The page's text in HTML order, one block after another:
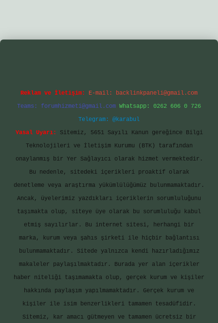
betexper yeni giriş
Reklam ve İletişim: E-mail: backlinkpaneli@gmail.com
Teams: forumhizmeti@gmail.com Whatsapp: 0262 606 0 726
Telegram: @karabul
Yasal Uyarı:
Sitemiz, 5651 Sayılı Kanun gereğince Bilgi
Teknolojileri ve İletişim Kurumu (BTK) tarafından
onaylanmış bir Yer Sağlayıcı olarak hizmet vermektedir.
Bu nedenle, sitedeki içerikleri proaktif olarak
denetleme veya araştırma yükümlülüğümüz bulunmamaktadır.
Ancak, üyelerimiz yazdıkları içeriklerin sorumluluğunu
taşımakta olup, siteye üye olarak bu sorumluluğu kabul
etmiş sayılırlar. Bu internet sitesi, herhangi bir
marka, kurum veya şahıs şirketi ile hiçbir bağlantısı
bulunmamaktadır. Sitede yalnızca kendi hazırladığımız
makaleler paylaşılmaktadır. Burada yer alan içerikler
haber niteliği taşımamakta olup, gerçek kurum ve kişiler
hakkında paylaşım yapılmamaktadır. Gerçek kurum ve
kişiler ile isim benzerlikleri tamamen tesadüfidir.
Sitemiz, kar amacı gütmeyen ve tamamen ücretsiz bir